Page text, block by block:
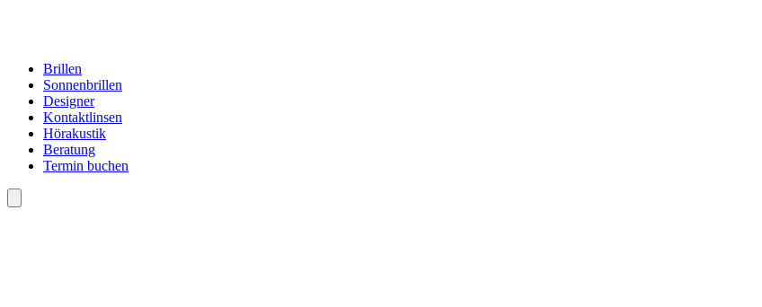
Brillen
Sonnenbrillen
Designer
Kontaktlinsen
Hörakustik
Beratung
Termin buchen